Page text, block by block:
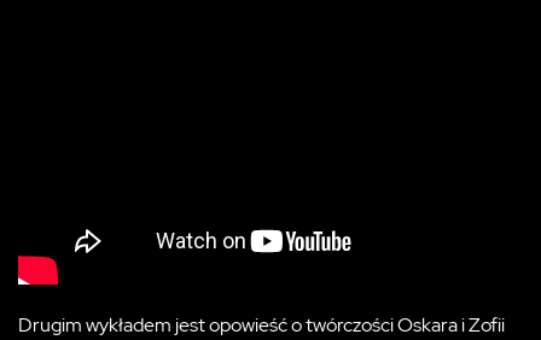
Drugim wykładem jest opowieść o twórczości Oskara i Zofii